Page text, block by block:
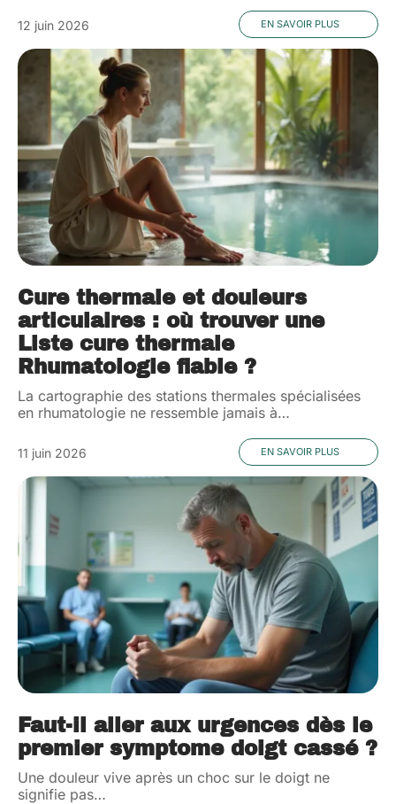
12 juin 2026 EN SAVOIR PLUS
Cure thermale et douleurs
articulaires : où trouver une
Liste cure thermale
Rhumatologie fiable ?
La cartographie des stations thermales spécialisées
en rhumatologie ne ressemble jamais à…
11 juin 2026 EN SAVOIR PLUS
Faut-il aller aux urgences dès le
premier symptome doigt cassé ?
Une douleur vive après un choc sur le doigt ne
signifie pas…